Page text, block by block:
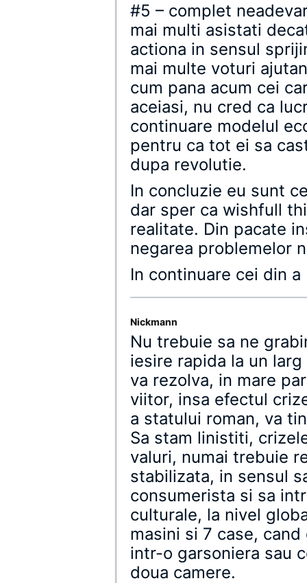
#5 – complet
mai multi asistati
actiona in sensul
mai multe voturi
cum pana acum cei
aceiasi, nu cred ca
continuare modelul
pentru ca tot ei sa
dupa revolutie.
In concluzie eu sunt
dar sper ca wishfull
realitate. Din pacate
negarea problemelor
In continuare cei din a
Nickmann
Nu trebuie sa ne
iesire rapida la un
va rezolva, in mare
viitor, insa efectul
a statului roman, va
Sa stam linistiti,
valuri, numai trebuie
stabilizata, in sensul
consumerista si sa
culturale, la nivel
masini si 7 case,
intr-o garsoniera sau
doua camere.